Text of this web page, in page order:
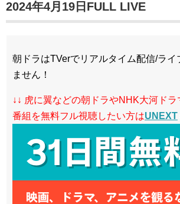
2024年4月19日FULL LIVE
朝ドラはTVerでリアルタイム配信/ライ
ません！
↓↓ 虎に翼などの朝ドラやNHK大河ド
番組を無料フル視聴したい方はUNEXT